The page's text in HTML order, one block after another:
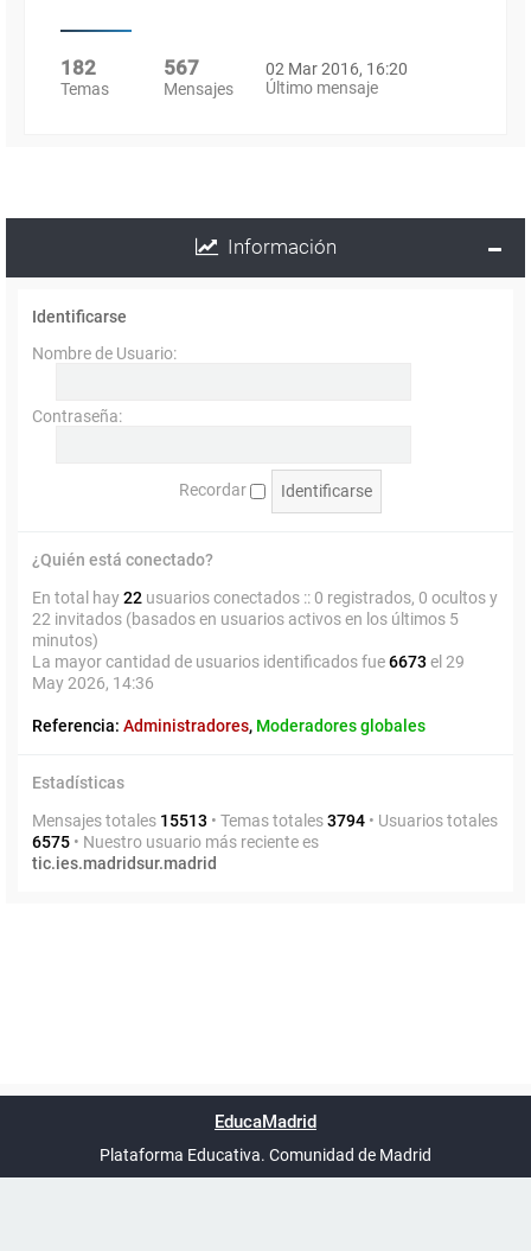
182
Temas
567
Mensajes
02 Mar 2016, 16:20
Último mensaje
Información
Identificarse
Nombre de Usuario:
Contraseña:
Recordar
¿Quién está conectado?
En total hay22 usuarios conectados :: 0 registrados, 0 ocultos y
22 invitados (basados en usuarios activos en los últimos 5
minutos)
La mayor cantidad de usuarios identificados fue6673 el 29
May 2026, 14:36
Referencia: Administradores, Moderadores globales
Estadísticas
Mensajes totales 15513 • Temas totales3794 • Usuarios totales
6575 • Nuestro usuario más reciente es
tic.ies.madridsur.madrid
UTC+02:00
phpBB España
EducaMadrid
Plataforma Educativa. Comunidad de Madrid